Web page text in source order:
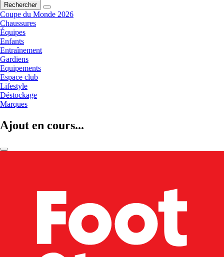
Rechercher
Coupe du Monde 2026
Chaussures
Équipes
Enfants
Entraînement
Gardiens
Equipements
Espace club
Lifestyle
Déstockage
Marques
Ajout en cours...